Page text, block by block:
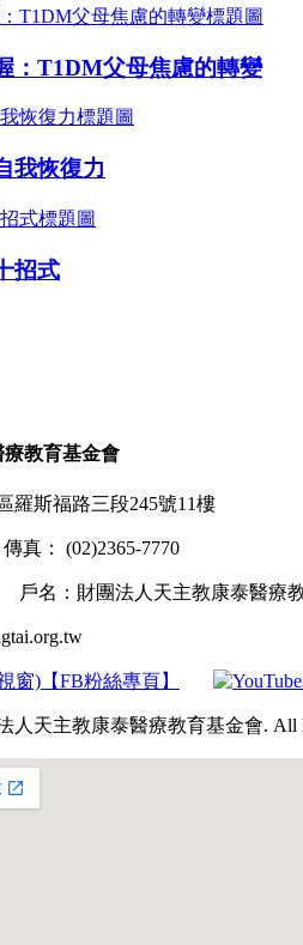
：T1DM父母焦慮的轉變
我恢復力
招式
教育基金會
羅斯福路三段245號11樓
真： (02)2365-7770
戶名：財團法人天主教康泰醫
【FB粉絲專頁】
人天主教康泰醫療教育基金會. All